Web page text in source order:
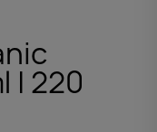
| 220